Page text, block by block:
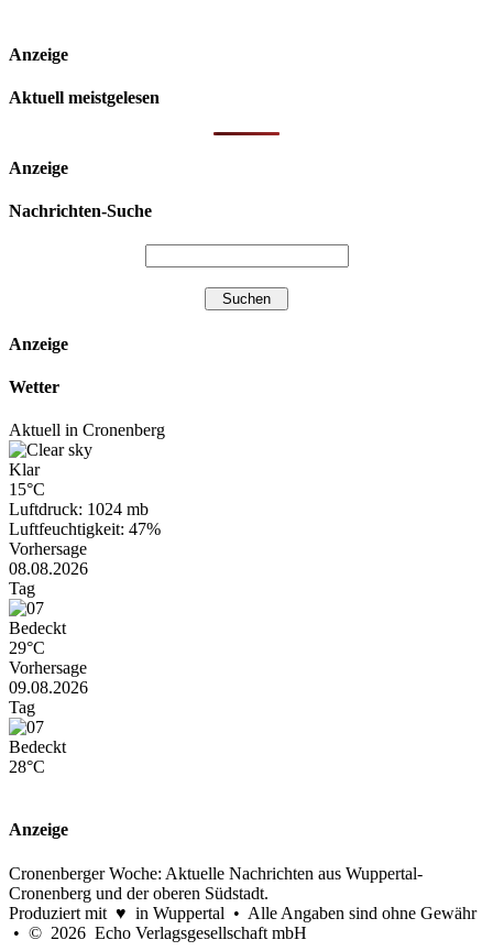
Anzeige
Aktuell meistgelesen
Anzeige
Nachrichten-Suche
Anzeige
Wetter
Aktuell in Cronenberg
Klar
15°C
Luftdruck: 1024 mb
Luftfeuchtigkeit: 47%
Vorhersage
08.08.2026
Tag
Bedeckt
29°C
Vorhersage
09.08.2026
Tag
Bedeckt
28°C
Anzeige
Cronenberger Woche: Aktuelle Nachrichten aus Wuppertal-
Cronenberg und der oberen Südstadt.
Produziert mit ♥ in Wuppertal • Alle Angaben sind ohne Gewähr
• © 2026 Echo Verlagsgesellschaft mbH